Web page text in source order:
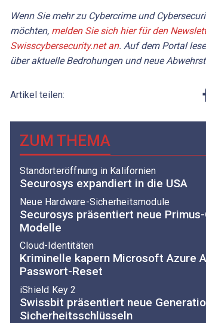
Wenn Sie mehr zu Cybercrime und
möchten, melden Sie sich hier für den
Swisscybersecurity.net an. Auf dem Portal
über aktuelle Bedrohungen und neue
Artikel teilen:
ZUM THEMA
Standorteröffnung in Kalifornien
Securosys expandiert in die USA
Neue Hardware-Sicherheitsmodule
Securosys präsentiert neue
Modelle
Cloud-Identitäten
Kriminelle kapern Microsoft Azure
Passwort-Reset
iShield Key 2
Swissbit präsentiert neue
Sicherheitsschlüsseln